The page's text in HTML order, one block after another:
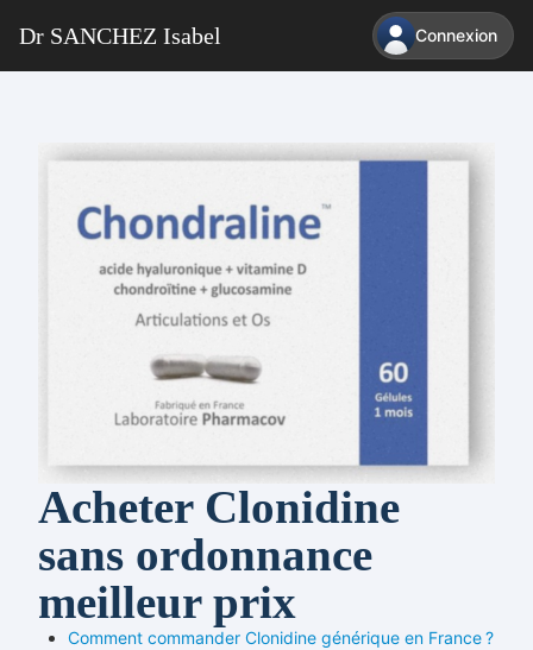
Dr SANCHEZ Isabel Connexion
Acheter Clonidine
sans ordonnance
meilleur prix
Comment commander Clonidine générique en France ?